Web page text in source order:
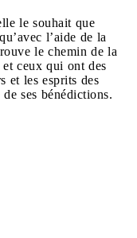
le souhait que
l’aide de la
le chemin de la
ceux qui ont des
et les esprits des
ses bénédictions.